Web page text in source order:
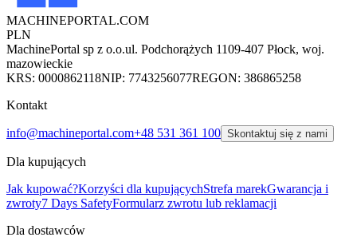
MACHINEPORTAL.COM
PLN
MachinePortal sp z o.o.ul. Podchorążych 1109-407 Płock, woj.
mazowieckie
KRS: 0000862118NIP: 7743256077REGON: 386865258
Kontakt
info@machineportal.com+48 531 361 100 Skontaktuj się z nami
Dla kupujących
Jak kupować?Korzyści dla kupującychStrefa marekGwarancja i
zwroty7 Days SafetyFormularz zwrotu lub reklamacji
Dla dostawców